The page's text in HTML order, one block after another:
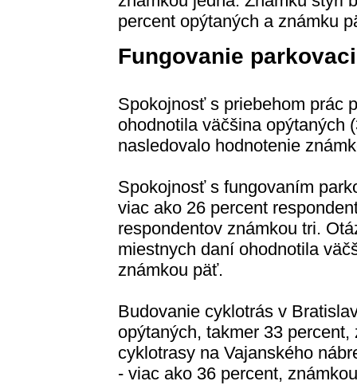
percent opýtaných a známku
Fungovanie
Spokojnosť s priebehom prác
ohodnotila väčšina opýtaných
nasledovalo hodnotenie
Spokojnosť s fungovaním
viac ako 26 percent
respondentov známkou tri.
miestnych daní ohodnotila
známkou päť.
Budovanie cyklotrás v
opýtaných, takmer 33
cyklotrasy na Vajanského
- viac ako 36 percent,